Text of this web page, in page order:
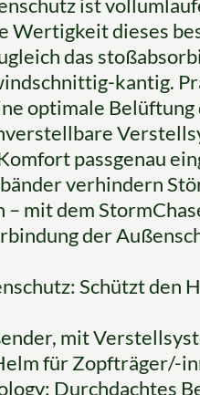
ist
Wertigkeit dieses
das
kantig.
optimale Belüftung
passgenau
verhindern
– mit dem
der
Schützt den
mit
für Zopfträger/-
Durchdachtes